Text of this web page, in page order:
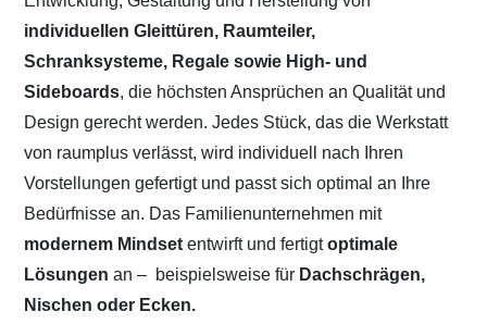
individuellen Gleittüren, Raumteiler,
Schranksysteme, Regale sowie High- und
Sideboards, die höchsten Ansprüchen an Qualität und
Design gerecht werden. Jedes Stück, das die Werkstatt
von raumplus verlässt, wird individuell nach Ihren
Vorstellungen gefertigt und passt sich optimal an Ihre
Bedürfnisse an. Das Familienunternehmen mit
modernem Mindset entwirft und fertigtoptimale
Lösungen an – beispielsweise für Dachschrägen,
Nischen oder Ecken.